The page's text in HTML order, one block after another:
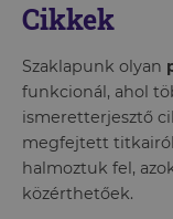
Cikkek
Szaklapunk olyan
funkcionál, ahol
ismeretterjesztő
megfejtett
halmoztuk fel,
közérthetőek.